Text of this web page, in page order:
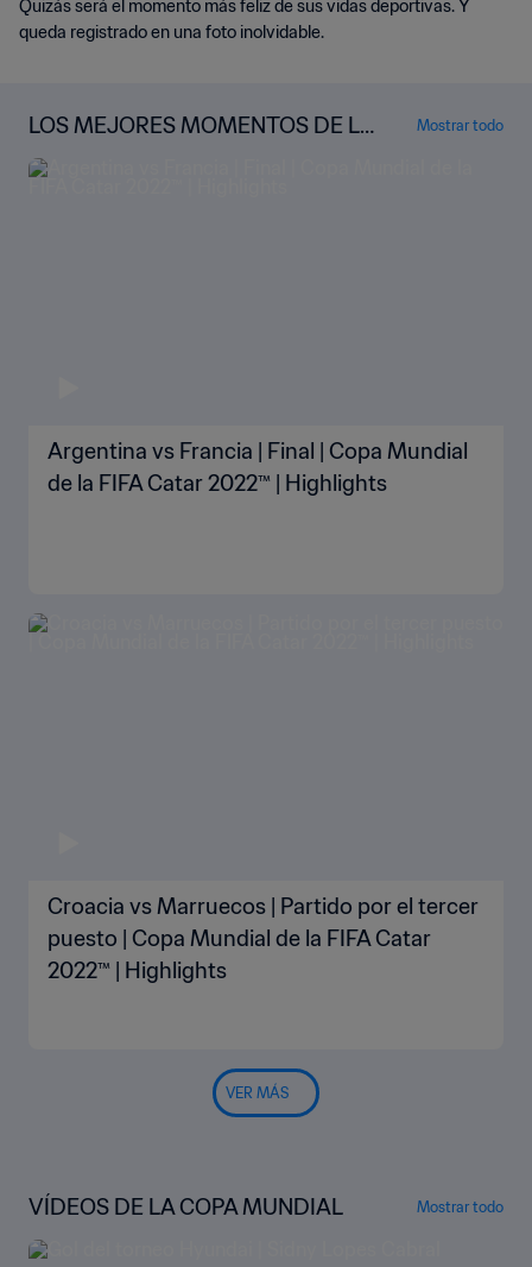
Quizás será el momento más feliz de sus vidas deportivas. Y
queda registrado en una foto inolvidable.
LOS MEJORES MOMENTOS DE LA
COPA MUNDIAL
Mostrar todo
Argentina vs Francia | Final | Copa Mundial
de la FIFA Catar 2022™ | Highlights
Croacia vs Marruecos | Partido por el tercer
puesto | Copa Mundial de la FIFA Catar
2022™ | Highlights
VER MÁS
VÍDEOS DE LA COPA MUNDIAL Mostrar todo